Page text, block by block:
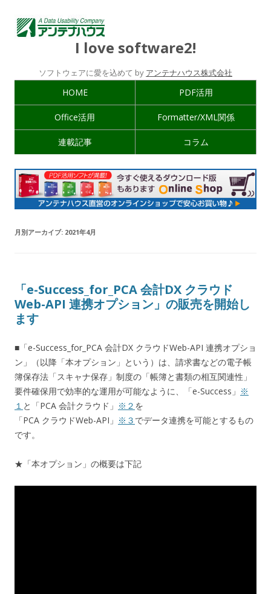
I love software2!
ソフトウェアに愛を込めて by アンテナハウス株式会社
HOME PDF活用
Office活用 Formatter/XML関係
連載記事 コラム
月別アーカイブ: 2021年4月
「e-Success_for_PCA 会計DX クラウド
Web-API 連携オプション」の販売を開始し
ます
■「e-Success_for_PCA 会計DX クラウドWeb-API 連携オプショ
ン」（以降「本オプション」という）は、請求書などの電子帳
簿保存法「スキャナ保存」制度の「帳簿と書類の相互関連性」
要件確保用で効率的な運用が可能なように、「e-Success」 ※
１ と「PCA 会計クラウド」 ※２ を
「PCA クラウドWeb-API」 ※３ でデータ連携を可能とするもの
です。
★「本オプション」の概要は下記